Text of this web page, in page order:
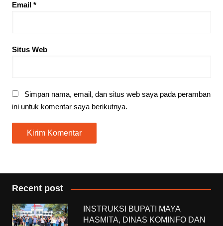
Email *
Situs Web
Simpan nama, email, dan situs web saya pada peramban
ini untuk komentar saya berikutnya.
Recent post
INSTRUKSI BUPATI MAYA
HASMITA, DINAS KOMINFO DAN